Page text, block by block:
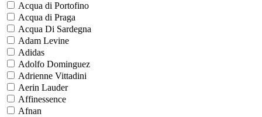
Acqua di Portofino
Acqua di Praga
Acqua Di Sardegna
Adam Levine
Adidas
Adolfo Dominguez
Adrienne Vittadini
Aerin Lauder
Affinessence
Afnan